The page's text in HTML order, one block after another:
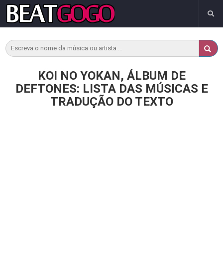
KOI NO YOKAN, ÁLBUM DE
DEFTONES: LISTA DAS MÚSICAS E
TRADUÇÃO DO TEXTO